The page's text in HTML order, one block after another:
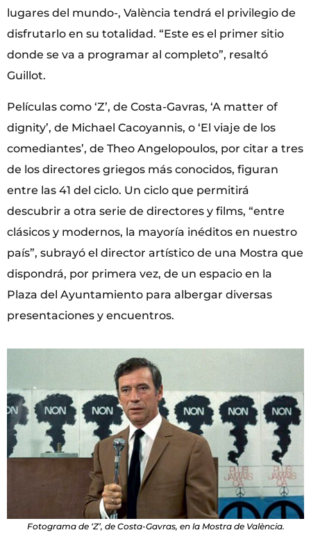
lugares del mundo-, València tendrá el privilegio de
disfrutarlo en su totalidad. “Este es el primer sitio
donde se va a programar al completo”, resaltó
Guillot.
Películas como ‘Z’, de Costa-Gavras, ‘A matter of
dignity’, de Michael Cacoyannis, o ‘El viaje de los
comediantes’, de Theo Angelopoulos, por citar a tres
de los directores griegos más conocidos, figuran
entre las 41 del ciclo. Un ciclo que permitirá
descubrir a otra serie de directores y films, “entre
clásicos y modernos, la mayoría inéditos en nuestro
país”, subrayó el director artístico de una Mostra que
dispondrá, por primera vez, de un espacio en la
Plaza del Ayuntamiento para albergar diversas
presentaciones y encuentros.
Fotograma de ‘Z’, de Costa-Gavras, en la Mostra de València.